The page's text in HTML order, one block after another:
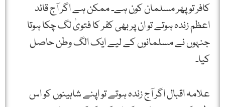
کافر تو پھر مسلمان کون ہے۔ ممکن ہے اگر آج قائد
اعظم زندہ ہوتے تو ان پر بھی کفر کا فتویٰ لگ چکا ہوتا
جنہوں نے مسلمانوں کے لیے ایک الگ وطن حاصل
کیا۔
علامہ اقبال اگر آج زندہ ہوتے تو اپنے شاہینوں کو اس